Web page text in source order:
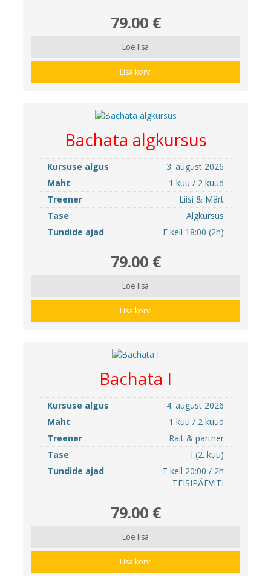
79.00 €
Loe lisa
Lisa korvi
Bachata algkursus
Kursuse algus
3. august 2026
Maht
1 kuu / 2 kuud
Treener
Liisi & Märt
Tase
Algkursus
Tundide ajad
E kell 18:00 (2h)
79.00 €
Loe lisa
Lisa korvi
Bachata I
Kursuse algus
4. august 2026
Maht
1 kuu / 2 kuud
Treener
Rait & partner
Tase
I (2. kuu)
Tundide ajad
T kell 20:00 / 2h
TEISIPÄEVITI
79.00 €
Loe lisa
Lisa korvi